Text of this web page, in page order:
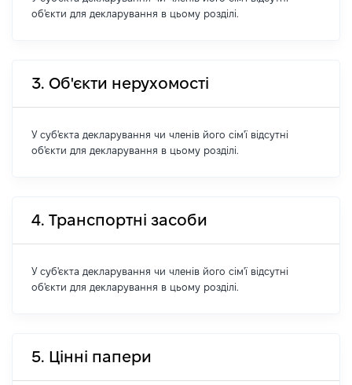
об'єкти для декларування в цьому розділі.
3. Об'єкти нерухомості
У суб'єкта декларування чи членів його сім'ї відсутні
об'єкти для декларування в цьому розділі.
4. Транспортні засоби
У суб'єкта декларування чи членів його сім'ї відсутні
об'єкти для декларування в цьому розділі.
5. Цінні папери